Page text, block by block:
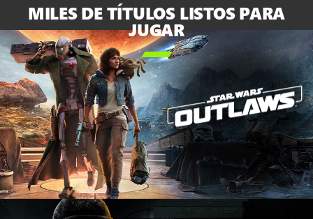
Series S
blanca
MILES DE TÍTULOS LISTOS PARA
JUGAR
